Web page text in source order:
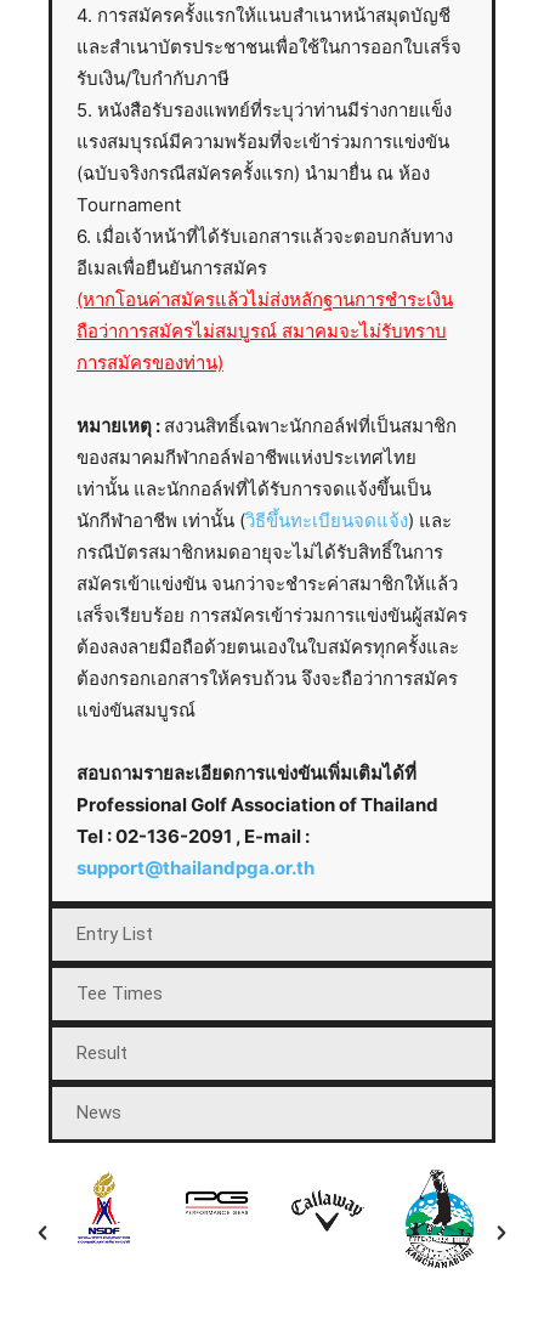
4. การสมัครครั้งแรกให้แนบสำเนาหน้าสมุดบัญชี
และสำเนาบัตรประชาชนเพื่อใช้ในการออกใบเสร็จ
รับเงิน/ใบกำกับภาษี
5. หนังสือรับรองแพทย์ที่ระบุว่าท่านมีร่างกายแข็ง
แรงสมบุรณ์มีความพร้อมที่จะเข้าร่วมการแข่งขัน
(ฉบับจริงกรณีสมัครครั้งแรก) นำมายื่น ณ ห้อง
Tournament
6. เมื่อเจ้าหน้าที่ได้รับเอกสารแล้วจะตอบกลับทาง
อีเมลเพื่อยืนยันการสมัคร
(หากโอนค่าสมัครแล้วไม่ส่งหลักฐานการชำระเงิน
ถือว่าการสมัครไม่สมบูรณ์ สมาคมจะไม่รับทราบ
การสมัครของท่าน)
หมายเหตุ : สงวนสิทธิ์เฉพาะนักกอล์ฟที่เป็นสมาชิก
ของสมาคมกีฬากอล์ฟอาชีพแห่งประเทศไทย
เท่านั้น และนักกอล์ฟที่ได้รับการจดแจ้งขึ้นเป็น
นักกีฬาอาชีพ เท่านั้น (วิธีขึ้นทะเบียนจดแจ้ง) และ
กรณีบัตรสมาชิกหมดอายุจะไม่ได้รับสิทธิ์ในการ
สมัครเข้าแข่งขัน จนกว่าจะชำระค่าสมาชิกให้แล้ว
เสร็จเรียบร้อย การสมัครเข้าร่วมการแข่งขันผู้สมัคร
ต้องลงลายมือถือด้วยตนเองในใบสมัครทุกครั้งและ
ต้องกรอกเอกสารให้ครบถ้วน จึงจะถือว่าการสมัคร
แข่งขันสมบูรณ์
สอบถามรายละเอียดการแข่งขันเพิ่มเติมได้ที่
Professional Golf Association of Thailand
Tel : 02-136-2091 , E-mail :
support@thailandpga.or.th
Entry List
Tee Times
Result
News